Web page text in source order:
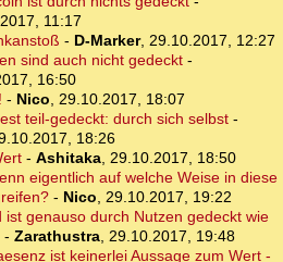
11:17
- D-Marker, 29.10.2017, 12:27
sind auch nicht gedeckt-
16:50
- Nico, 29.10.2017, 18:07
teil-gedeckt: durch sich selbst-
18:26
- Ashitaka, 29.10.2017, 18:50
eigentlich auf welche Weise in diese
- Nico, 29.10.2017, 19:22
ist genauso durch Nutzen gedeckt wie
- Zarathustra, 29.10.2017, 19:48
ist keinerlei Aussage zum Wert -